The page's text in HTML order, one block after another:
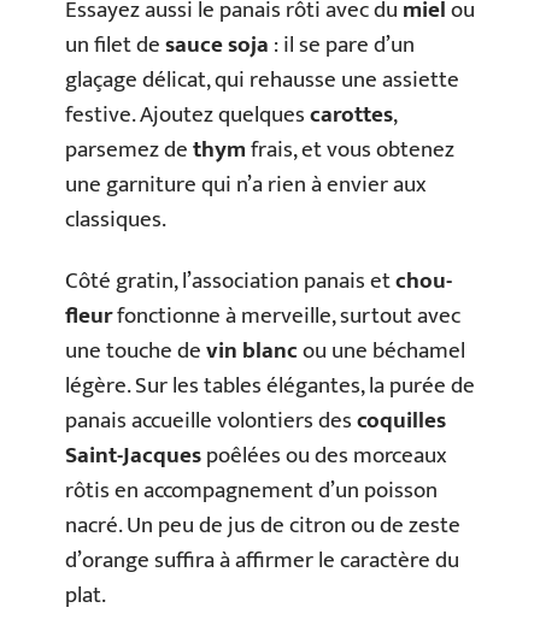
Essayez aussi le panais rôti avec dumielou
un filet desauce soja: il se pare d’un
glaçage délicat, qui rehausse une assiette
festive. Ajoutez quelquescarottes,
parsemez dethymfrais, et vous obtenez
une garniture qui n’a rien à envier aux
classiques.
Côté gratin, l’association panais etchou-
fleurfonctionne à merveille, surtout avec
une touche devin blancou une béchamel
légère. Sur les tables élégantes, la purée de
panais accueille volontiers descoquilles
Saint-Jacquespoêlées ou des morceaux
rôtis en accompagnement d’un poisson
nacré. Un peu de jus de citron ou de zeste
d’orange suffira à affirmer le caractère du
plat.